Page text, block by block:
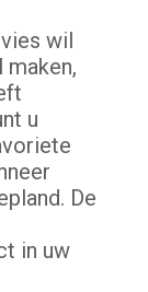
wil
u
De
in uw